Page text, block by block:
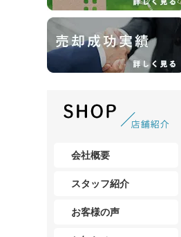
会社概要
スタッフ紹介
お客様の声